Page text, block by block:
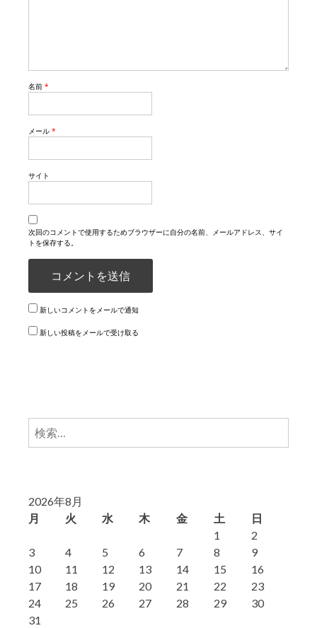
名前 *
メール *
サイト
次回のコメントで使用するためブラウザーに自分の名前、メールアドレス、サイ
トを保存する。
新しいコメントをメールで通知
新しい投稿をメールで受け取る
検
2026年8月
月
火 水 木 金 土 日
1
2
3
4 5 6 7 8
9
10
11 12 13 14 15
16
17
18 19 20 21 22
23
24
25 26 27 28 29
30
31